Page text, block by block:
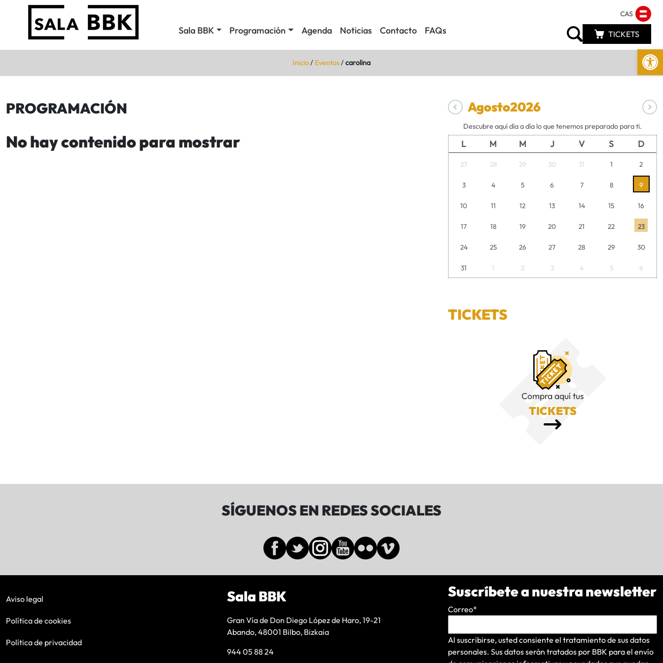
Abrir
Sala BBK Programación Agenda Noticias Contacto FAQs
CAS
TICKETS
Inicio/ Eventos/carolina
PROGRAMACIÓN
No hay contenido para mostrar
Agosto2026
Descubre aquí día a día lo que tenemos preparado para ti.
L M M J V S D
27 28 29 30 31 1 2
3 4 5 6 7 8 9
10 11 12 13 14 15 16
17 18 19 20 21 22 23
24 25 26 27 28 29 30
31 1 2 3 4 5 6
TICKETS
Compra aquí tus
TICKETS
SÍGUENOS EN REDES SOCIALES
Aviso legal
Política de cookies
Política de privacidad
Sala BBK
Gran Vía de Don Diego López de Haro, 19-21
Abando, 48001 Bilbo, Bizkaia
944 05 88 24
Suscríbete a nuestra newsletter
Correo*
Al suscribirse, usted consiente el tratamiento de sus datos
personales. Sus datos serán tratados por BBK para el envío